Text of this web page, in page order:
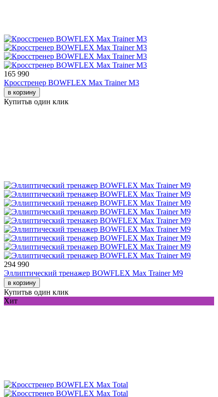
165 990
Кросстренер BOWFLEX Max Trainer M3
в корзину
Купитьв один клик
294 990
Эллиптический тренажер BOWFLEX Max Trainer M9
в корзину
Купитьв один клик
Хит